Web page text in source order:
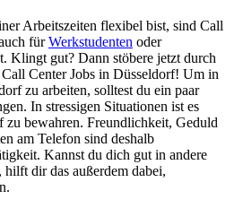
Arbeitszeiten flexibel bist, sind Call
fürWerkstudenten oder
Klingt gut? Dann stöbere jetzt durch
Center Jobs in Düsseldorf! Um in
zu arbeiten, solltest du ein paar
In stressigen Situationen ist es
bewahren. Freundlichkeit, Geduld
am Telefon sind deshalb
Kannst du dich gut in andere
dir das außerdem dabei,